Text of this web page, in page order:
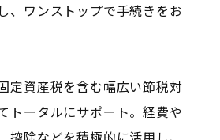
、ワンストップで手続きをお
定資産税を含む幅広い節税対
トータルにサポート。経費や